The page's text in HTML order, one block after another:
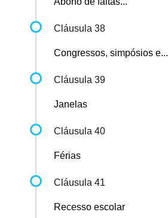
Cláusula 38
Congressos, simpósios e...
Cláusula 39
Janelas
Cláusula 40
Férias
Cláusula 41
Recesso escolar